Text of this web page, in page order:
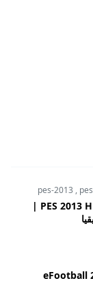
pes-2013 ,
تحميل باتش PES 2013 HD Patch 2026 V4.0 |
eFootball